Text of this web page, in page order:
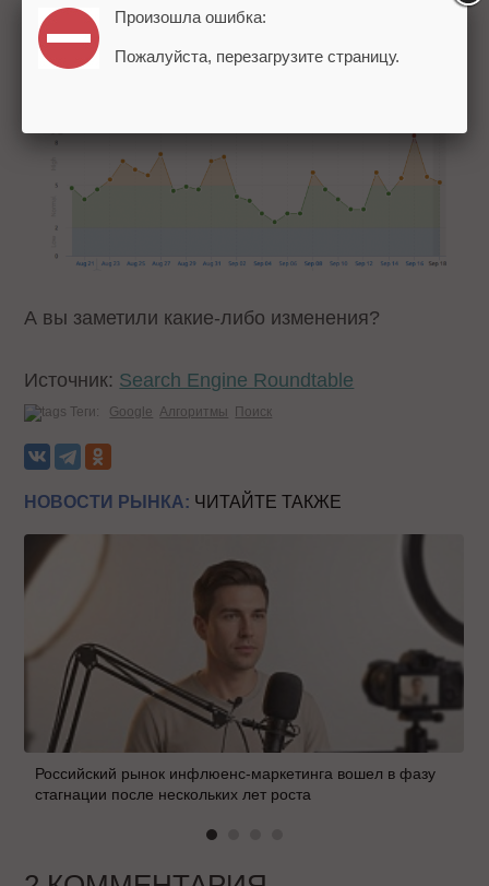
SEMRush:
А вы заметили какие-либо изменения?
Источник: Search Engine Roundtable
Теги: Google Алгоритмы Поиск
НОВОСТИ РЫНКА: ЧИТАЙТЕ ТАКЖЕ
Российский рынок инфлюенс-маркетинга вошел в фазу
стагнации после нескольких лет роста
Произошла ошибка:
Пожалуйста, перезагрузите страницу.